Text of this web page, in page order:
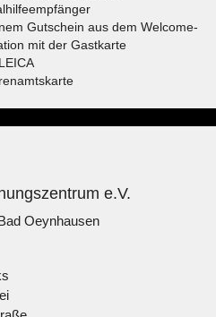
Gutschein aus dem Welcome-
mit der Gastkarte
e.V.
Oeynhausen